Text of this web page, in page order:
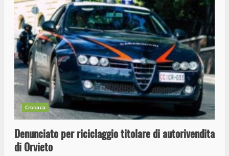
Cronaca
Denunciato per riciclaggio titolare di autorivendita
di Orvieto